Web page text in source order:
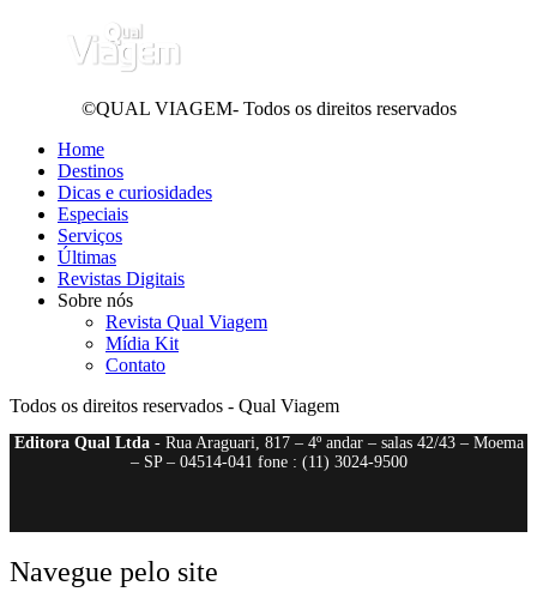
©QUAL VIAGEM- Todos os direitos reservados
Home
Destinos
Dicas e curiosidades
Especiais
Serviços
Últimas
Revistas Digitais
Sobre nós
Revista Qual Viagem
Mídia Kit
Contato
Todos os direitos reservados - Qual Viagem
Editora Qual Ltda- Rua Araguari, 817 – 4º andar – salas 42/43 – Moema
– SP – 04514-041 fone : (11) 3024-9500
Navegue pelo site